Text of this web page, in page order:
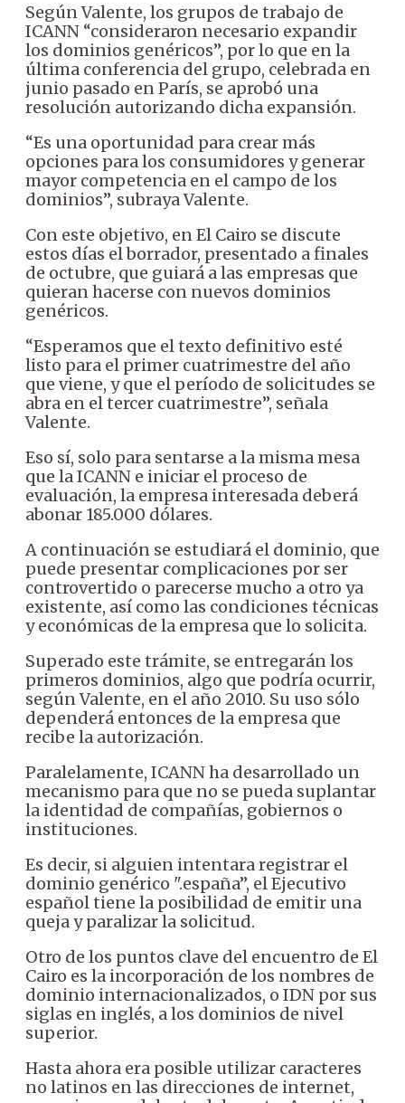
Según Valente, los grupos de trabajo de
ICANN “consideraron necesario expandir
los dominios genéricos”, por lo que en la
última conferencia del grupo, celebrada en
junio pasado en París, se aprobó una
resolución autorizando dicha expansión.
“Es una oportunidad para crear más
opciones para los consumidores y generar
mayor competencia en el campo de los
dominios”, subraya Valente.
Con este objetivo, en El Cairo se discute
estos días el borrador, presentado a finales
de octubre, que guiará a las empresas que
quieran hacerse con nuevos dominios
genéricos.
“Esperamos que el texto definitivo esté
listo para el primer cuatrimestre del año
que viene, y que el período de solicitudes se
abra en el tercer cuatrimestre”, señala
Valente.
Eso sí, solo para sentarse a la misma mesa
que la ICANN e iniciar el proceso de
evaluación, la empresa interesada deberá
abonar 185.000 dólares.
A continuación se estudiará el dominio, que
puede presentar complicaciones por ser
controvertido o parecerse mucho a otro ya
existente, así como las condiciones técnicas
y económicas de la empresa que lo solicita.
Superado este trámite, se entregarán los
primeros dominios, algo que podría ocurrir,
según Valente, en el año 2010. Su uso sólo
dependerá entonces de la empresa que
recibe la autorización.
Paralelamente, ICANN ha desarrollado un
mecanismo para que no se pueda suplantar
la identidad de compañías, gobiernos o
instituciones.
Es decir, si alguien intentara registrar el
dominio genérico ".españa”, el Ejecutivo
español tiene la posibilidad de emitir una
queja y paralizar la solicitud.
Otro de los puntos clave del encuentro de El
Cairo es la incorporación de los nombres de
dominio internacionalizados, o IDN por sus
siglas en inglés, a los dominios de nivel
superior.
Hasta ahora era posible utilizar caracteres
no latinos en las direcciones de internet,